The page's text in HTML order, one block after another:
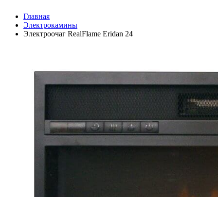
Главная
Электрокамины
Электроочаг RealFlame Eridan 24